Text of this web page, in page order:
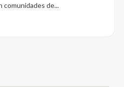
comunidades de...